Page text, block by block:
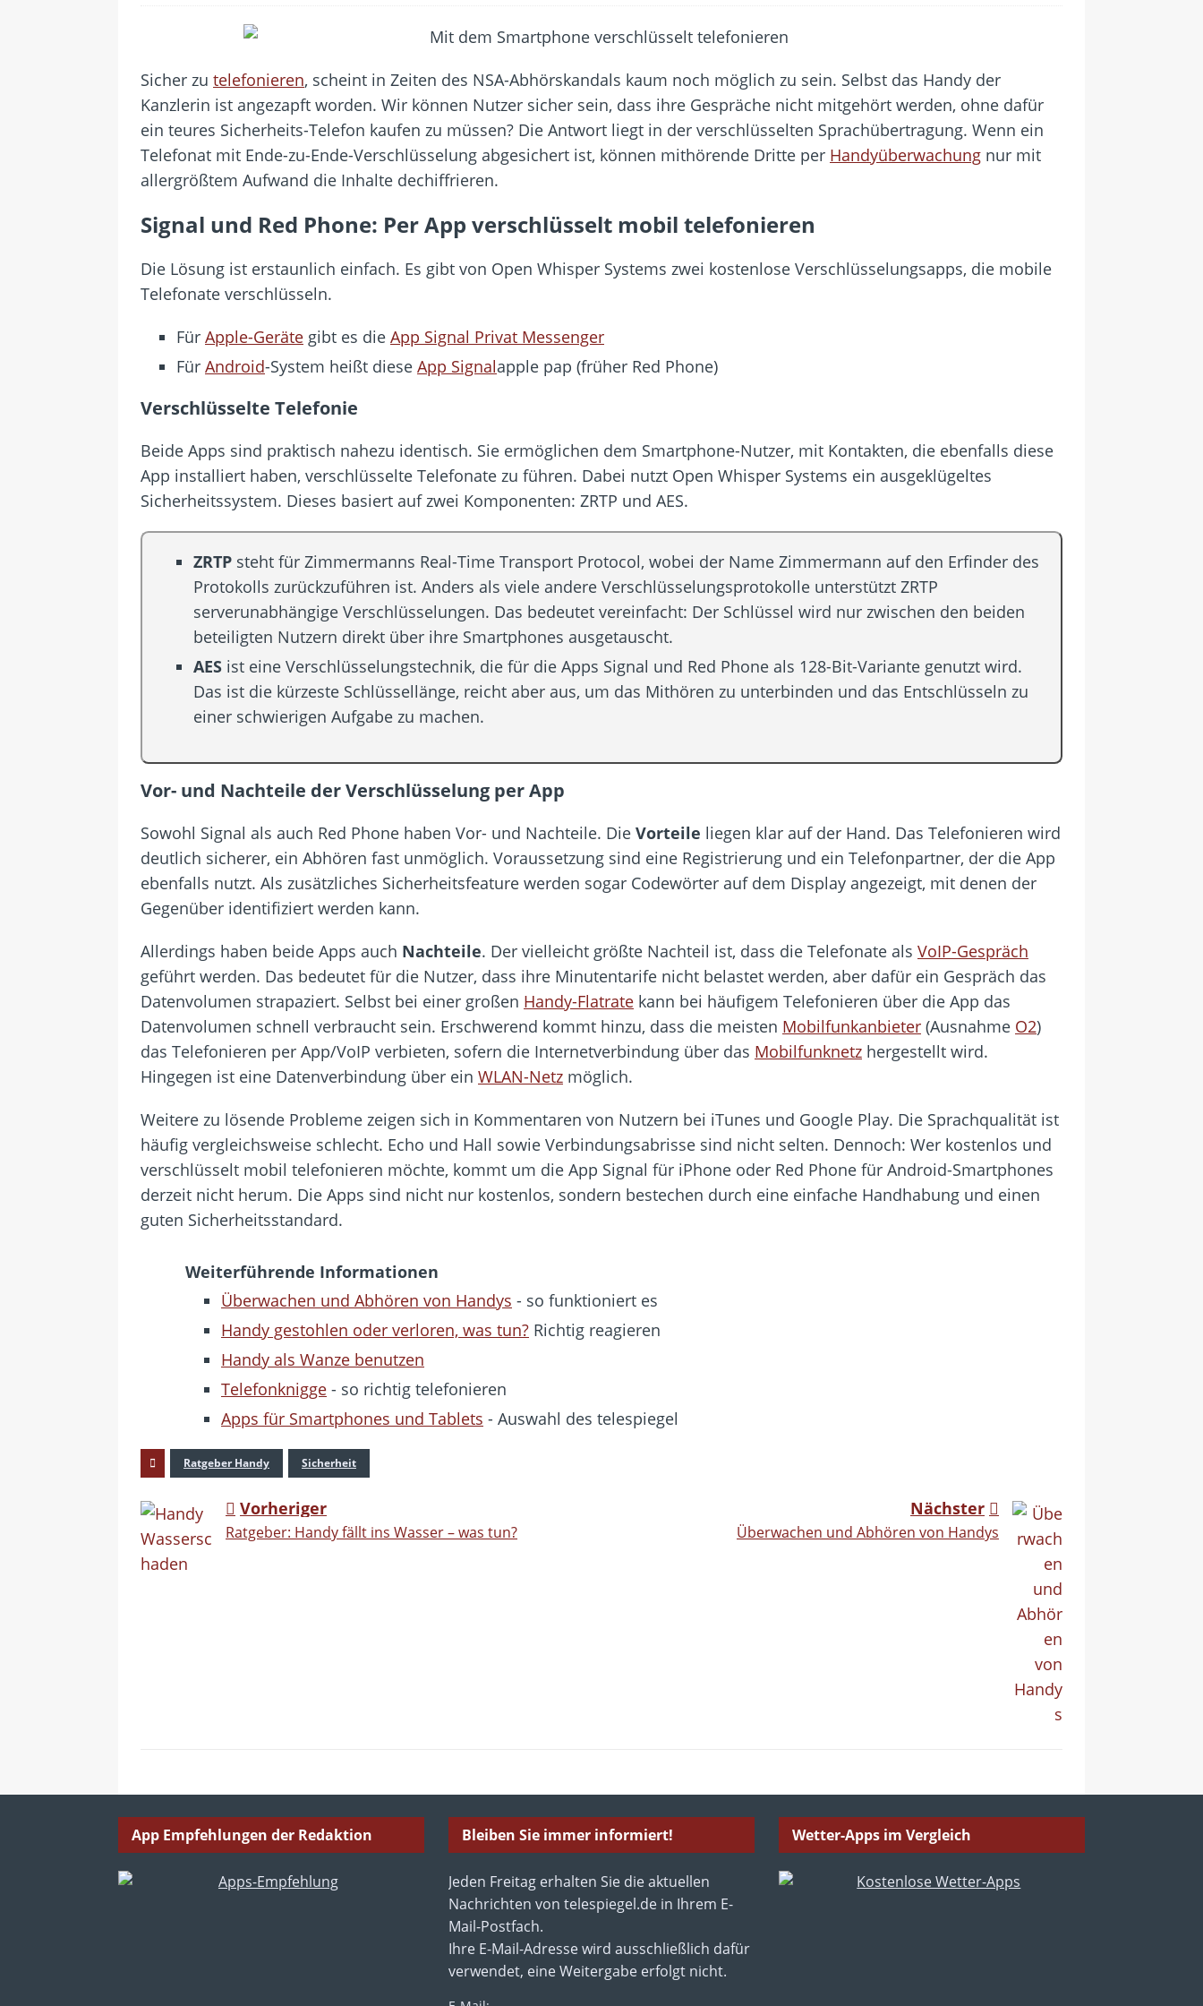
[ 24. Juli 2026 ]
Samsung Galaxy Z Fold 8 & Fold 8 Ultra – Das sind die neuen Modelle
[ 21. Juli 2026 ]
[ 7. August 2026 ]
DSL-Ende rückt näher – Viele setzen trotzdem immer noch auf Kupfernetz
Sicher zu telefonieren, scheint in Zeiten des NSA-Abhörskandals kaum noch möglich zu sein. Selbst das Handy der
Kanzlerin ist angezapft worden. Wir können Nutzer sicher sein, dass ihre Gespräche nicht mitgehört werden, ohne dafür
ein teures Sicherheits-Telefon kaufen zu müssen? Die Antwort liegt in der verschlüsselten Sprachübertragung. Wenn ein
Telefonat mit Ende-zu-Ende-Verschlüsselung abgesichert ist, können mithörende Dritte per Handyüberwachung nur mit
allergrößtem Aufwand die Inhalte dechiffrieren.
Signal und Red Phone: Per App verschlüsselt mobil telefonieren
Die Lösung ist erstaunlich einfach. Es gibt von Open Whisper Systems zwei kostenlose Verschlüsselungsapps, die mobile
Telefonate verschlüsseln.
Für Apple-Geräte gibt es die App Signal Privat Messenger
Für Android-System heißt diese App Signalapple pap (früher Red Phone)
Verschlüsselte Telefonie
Beide Apps sind praktisch nahezu identisch. Sie ermöglichen dem Smartphone-Nutzer, mit Kontakten, die ebenfalls diese
App installiert haben, verschlüsselte Telefonate zu führen. Dabei nutzt Open Whisper Systems ein ausgeklügeltes
Sicherheitssystem. Dieses basiert auf zwei Komponenten: ZRTP und AES.
ZRTP steht für Zimmermanns Real-Time Transport Protocol, wobei der Name Zimmermann auf den Erfinder des
Protokolls zurückzuführen ist. Anders als viele andere Verschlüsselungsprotokolle unterstützt ZRTP
serverunabhängige Verschlüsselungen. Das bedeutet vereinfacht: Der Schlüssel wird nur zwischen den beiden
beteiligten Nutzern direkt über ihre Smartphones ausgetauscht.
AES ist eine Verschlüsselungstechnik, die für die Apps Signal und Red Phone als 128-Bit-Variante genutzt wird.
Das ist die kürzeste Schlüssellänge, reicht aber aus, um das Mithören zu unterbinden und das Entschlüsseln zu
einer schwierigen Aufgabe zu machen.
Vor- und Nachteile der Verschlüsselung per App
Sowohl Signal als auch Red Phone haben Vor- und Nachteile. Die Vorteile liegen klar auf der Hand. Das Telefonieren wird
deutlich sicherer, ein Abhören fast unmöglich. Voraussetzung sind eine Registrierung und ein Telefonpartner, der die App
ebenfalls nutzt. Als zusätzliches Sicherheitsfeature werden sogar Codewörter auf dem Display angezeigt, mit denen der
Gegenüber identifiziert werden kann.
Allerdings haben beide Apps auch Nachteile. Der vielleicht größte Nachteil ist, dass die Telefonate als VoIP-Gespräch
geführt werden. Das bedeutet für die Nutzer, dass ihre Minutentarife nicht belastet werden, aber dafür ein Gespräch das
Datenvolumen strapaziert. Selbst bei einer großen Handy-Flatrate kann bei häufigem Telefonieren über die App das
Datenvolumen schnell verbraucht sein. Erschwerend kommt hinzu, dass die meisten Mobilfunkanbieter (Ausnahme O2)
das Telefonieren per App/VoIP verbieten, sofern die Internetverbindung über das Mobilfunknetz hergestellt wird.
Hingegen ist eine Datenverbindung über ein WLAN-Netz möglich.
Weitere zu lösende Probleme zeigen sich in Kommentaren von Nutzern bei iTunes und Google Play. Die Sprachqualität ist
häufig vergleichsweise schlecht. Echo und Hall sowie Verbindungsabrisse sind nicht selten. Dennoch: Wer kostenlos und
verschlüsselt mobil telefonieren möchte, kommt um die App Signal für iPhone oder Red Phone für Android-Smartphones
derzeit nicht herum. Die Apps sind nicht nur kostenlos, sondern bestechen durch eine einfache Handhabung und einen
guten Sicherheitsstandard.
Weiterführende Informationen
Überwachen und Abhören von Handys - so funktioniert es
Handy gestohlen oder verloren, was tun? Richtig reagieren
Handy als Wanze benutzen
Telefonknigge - so richtig telefonieren
Apps für Smartphones und Tablets - Auswahl des telespiegel
Ratgeber Handy Sicherheit
Vorheriger
Ratgeber: Handy fällt ins Wasser – was tun?
Nächster
Überwachen und Abhören von Handys
App Empfehlungen der Redaktion Bleiben Sie immer informiert!
Jeden Freitag erhalten Sie die aktuellen
Nachrichten von telespiegel.de in Ihrem E-
Mail-Postfach.
Ihre E-Mail-Adresse wird ausschließlich dafür
verwendet, eine Weitergabe erfolgt nicht.
Wetter-Apps im Vergleich